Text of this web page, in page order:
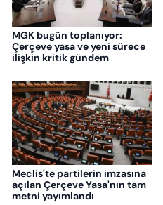
MGK bugün toplanıyor:
Çerçeve yasa ve yeni sürece
ilişkin kritik gündem
Meclis'te partilerin imzasına
açılan Çerçeve Yasa'nın tam
metni yayımlandı